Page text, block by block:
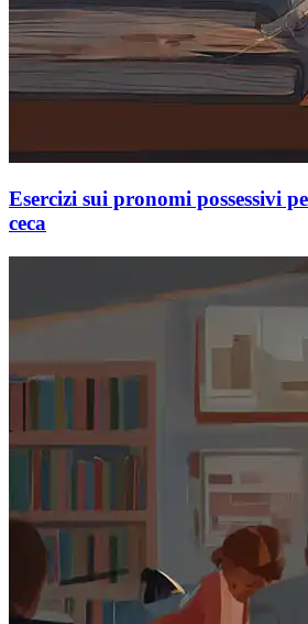
Esercizi sui pronomi possessivi
ceca